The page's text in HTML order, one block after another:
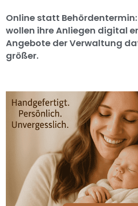
Online statt
wollen ihre Anliegen digital
Angebote der Verwaltung
größer.